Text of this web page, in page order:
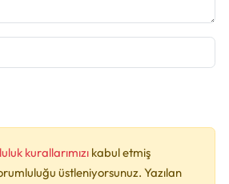
kurallarımızı kabul etmiş
üstleniyorsunuz. Yazılan